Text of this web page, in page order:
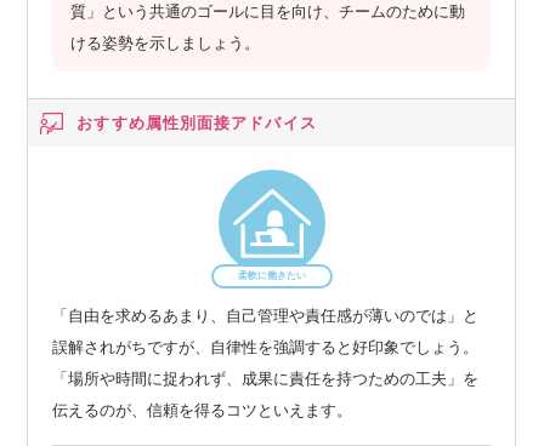
質」という共通のゴールに目を向け、チームのために動
ける姿勢を示しましょう。
おすすめ属性別面接アドバイス
柔軟に働きたい
「自由を求めるあまり、自己管理や責任感が薄いのでは」と
誤解されがちですが、自律性を強調すると好印象でしょう。
「場所や時間に捉われず、成果に責任を持つための工夫」を
伝えるのが、信頼を得るコツといえます。